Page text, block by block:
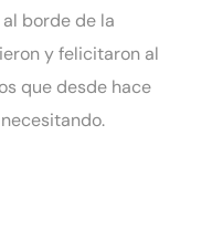
borde de la
y felicitaron al
que desde hace